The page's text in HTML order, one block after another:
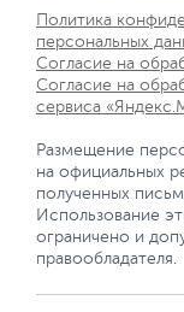
Политика
персональных
Согласие на
Согласие на
сервиса
Размещение
на официальных
полученных
Использование
ограничено и
правообладателя.